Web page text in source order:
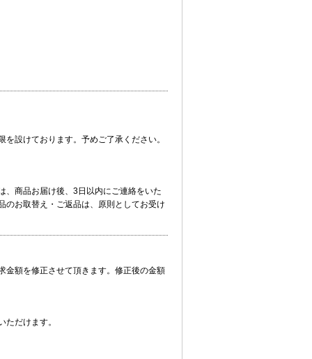
設けております。予めご了承ください。
、商品お届け後、3日以内にご連絡をいた
のお取替え・ご返品は、原則としてお受け
金額を修正させて頂きます。修正後の金額
ただけます。